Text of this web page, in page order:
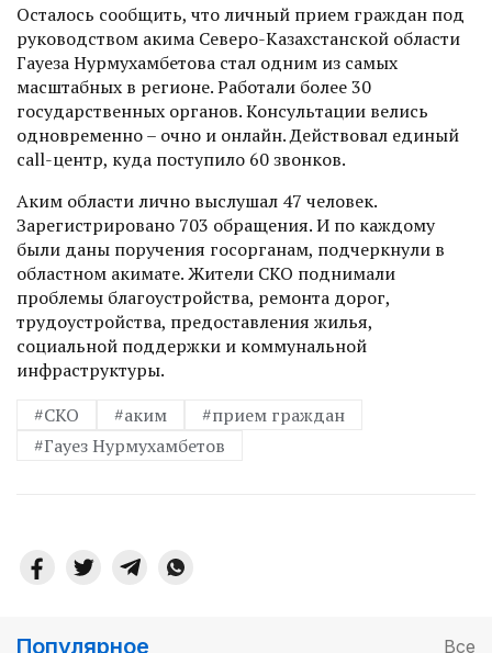
Осталось сообщить, что личный прием граждан под
руководством акима Северо-Казахстанской области
Гауеза Нурмухамбетова стал одним из самых
масштабных в регионе. Работали более 30
государственных органов. Консультации велись
одно­временно – очно и онлайн. Действовал единый
call-центр, куда поступило 60 звонков.
Аким области лично выслушал 47 человек.
Зарегистрировано 703 обращения. И по каждому
были даны поручения госорганам, подчеркнули в
областном акимате. Жители СКО поднимали
проблемы благоустройства, ремонта дорог,
трудоустройства, предоставления жилья,
социальной поддержки и коммунальной
инфраструктуры.
#СКО
#аким
#прием граждан
#Гауез Нурмухамбетов
Популярное Все